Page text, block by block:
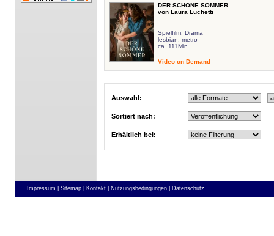
DER SCHÖNE SOMMER
von Laura Luchetti
Spielfilm, Drama
lesbian, metro
ca. 111Min.
Video on Demand
Auswahl:
Sortiert nach:
Erhältlich bei:
Impressum | Sitemap | Kontakt | Nutzungsbedingungen | Datenschutz